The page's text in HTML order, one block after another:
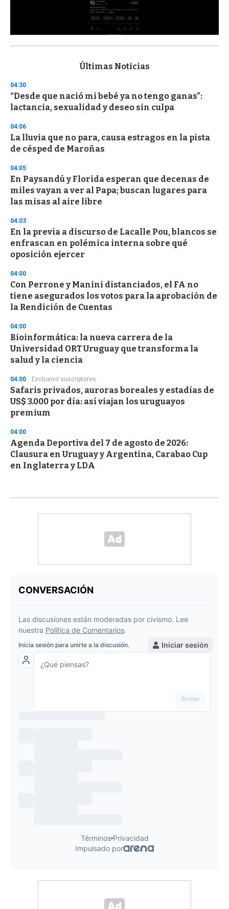
s
d
s
o
f
3
s
e
c
n
d
Últimas Noticias
04:30
“Desde que nació mi bebé ya no tengo ganas”:
lactancia, sexualidad y deseo sin culpa
04:06
La lluvia que no para, causa estragos en la pista
de césped de Maroñas
04:05
En Paysandú y Florida esperan que decenas de
miles vayan a ver al Papa; buscan lugares para
las misas al aire libre
04:03
En la previa a discurso de Lacalle Pou, blancos se
enfrascan en polémica interna sobre qué
oposición ejercer
04:00
Con Perrone y Manini distanciados, el FA no
tiene asegurados los votos para la aprobación de
la Rendición de Cuentas
04:00
Bioinformática: la nueva carrera de la
Universidad ORT Uruguay que transforma la
salud y la ciencia
04:00 Exclusivo suscriptores
Safaris privados, auroras boreales y estadías de
US$ 3.000 por día: así viajan los uruguayos
premium
04:00
Agenda Deportiva del 7 de agosto de 2026:
Clausura en Uruguay y Argentina, Carabao Cup
en Inglaterra y LDA